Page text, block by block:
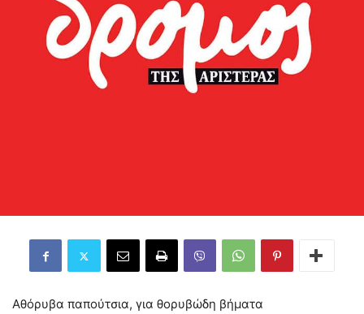
Αθόρυβα παπούτσια, για θορυβώδη βήματα